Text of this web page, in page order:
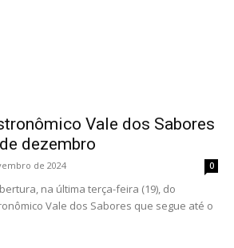
Vale dos Sabores
dezembro
de 2024 0
na última terça-feira (19), do
Vale dos Sabores que segue até o